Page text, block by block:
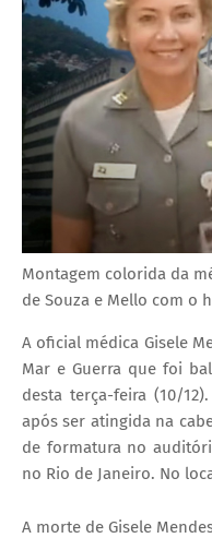
Montagem colorida da
de Souza e Mello com o
A oficial médica Gisele
Mar e Guerra que foi
desta terça-feira (10/
após ser atingida na
de formatura no
no Rio de Janeiro. No
A morte de Gisele